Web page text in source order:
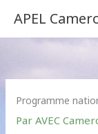
contenu
APEL
Programme
ParAVEC